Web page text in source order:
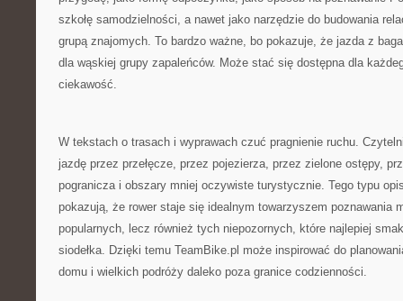
szkołę samodzielności, a nawet jako narzędzie do budowania
grupą znajomych. To bardzo ważne, bo pokazuje, że jazda z
dla wąskiej grupy zapaleńców. Może stać się dostępna dla
ciekawość.
W tekstach o trasach i wyprawach czuć pragnienie ruchu.
jazdę przez przełęcze, przez pojezierza, przez zielone ostępy,
pogranicza i obszary mniej oczywiste turystycznie. Tego typu
pokazują, że rower staje się idealnym towarzyszem poznawania
popularnych, lecz również tych niepozornych, które najlepiej
siodełka. Dzięki temu TeamBike.pl może inspirować do
domu i wielkich podróży daleko poza granice codzienności.